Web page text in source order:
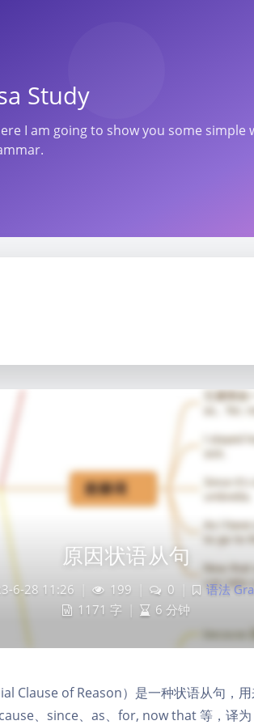
Study
I am going to show you some simple
原因状语从句
6-28 11:26 199 0
语法
1171 字
6 分钟
Clause of Reason）是一种状语从句，
、since、as、for, now that 等，译为